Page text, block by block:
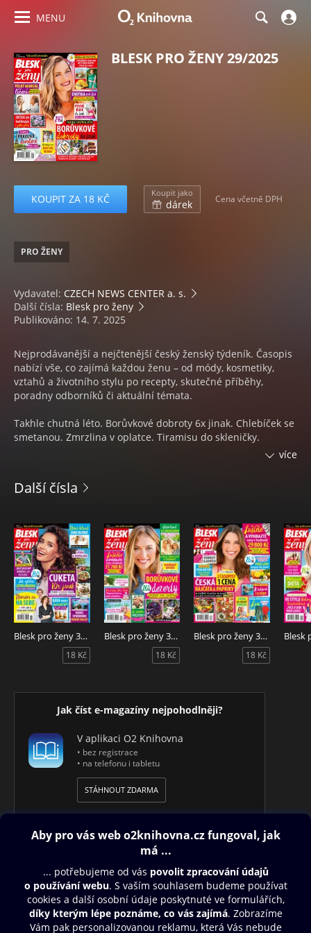
MENU
BLESK PRO ŽENY 29/2025
KOUPIT ZA 18 KČ Koupit jako
dárek Cena včetně DPH
PRO ŽENY
Vydavatel: CZECH NEWS CENTER a. s.
Další čísla: Blesk pro ženy
Publikováno: 14. 7. 2025
Nejprodávanější a nejčtenější český ženský týdeník. Časopis
nabízí vše, co zajímá každou ženu – od módy, kosmetiky,
vztahů a životního stylu po recepty, skutečné příběhy,
poradny odborníků či aktuální témata.
Takhle chutná léto. Borůvkové dobroty 6x jinak. Chlebíček se
smetanou. Zmrzlina v oplatce. Tiramisu do skleničky.
Otestujte se. Baví vás retro? Pamatujete jarmilky, bony,
Ibišek do květináče i jako plot.
Velký manuál líčení. Nejen pro začátečnice.
Erotika mě živí. Co prozradili tanečnice, společnice a tester
pomůcek?
Pevné ruce do šatů. Malé cviky, velký efekt.
Denisa Nesvačilová. ,,Prázdniny jsou pro mě pečení buřtů i
spaní ve stanu. "
více
Další čísla
Blesk pro ženy 32/2026
18 Kč
Blesk pro ženy 31/2026
18 Kč
Blesk pro ženy 30/2026
18 Kč
Jak číst e-magazíny nejpohodlněji?
V aplikaci O2 Knihovna
• bez registrace
• na telefonu i tabletu
STÁHNOUT ZDARMA
Obsah ke stažení
Moje O2 Knihovna